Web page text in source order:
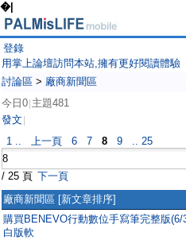
�|
登錄
用掌上論壇訪問本站,擁有更好閱讀體驗
討論區 > 廠商新聞區
今日0 主題481
發文
1 .. 上一頁 6 7 8 9 .. 25
/ 25 頁 下一頁
廠商新聞區 [新文章排序]
購買BENEVO行動數位手寫筆完整版(6/
白版軟